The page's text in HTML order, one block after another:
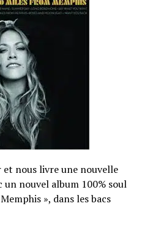
nous livre une nouvelle
nouvel album 100% soul
», dans les bacs